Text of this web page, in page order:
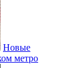
Новые
метро